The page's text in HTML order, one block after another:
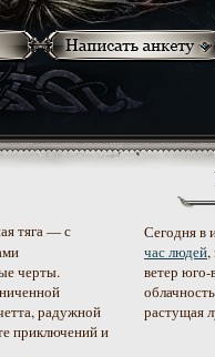
тяга — с
черты.
радужной
приключений и
Сегодня в
час людей,
ветер
растущая